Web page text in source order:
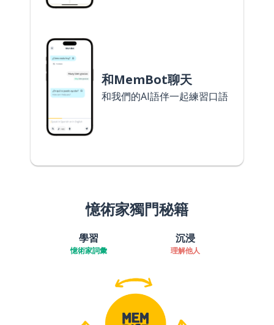
和MemBot聊天
和我們的AI語伴一起練習口語
憶術家獨門秘籍
學習
憶術家詞彙
沉浸
理解他人